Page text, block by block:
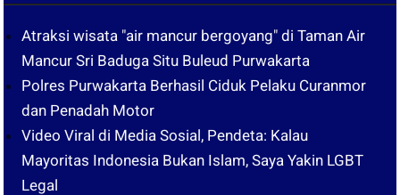
Atraksi wisata "air mancur bergoyang" di Taman Air
Mancur Sri Baduga Situ Buleud Purwakarta
Polres Purwakarta Berhasil Ciduk Pelaku Curanmor
dan Penadah Motor
Video Viral di Media Sosial, Pendeta: Kalau
Mayoritas Indonesia Bukan Islam, Saya Yakin LGBT
Legal